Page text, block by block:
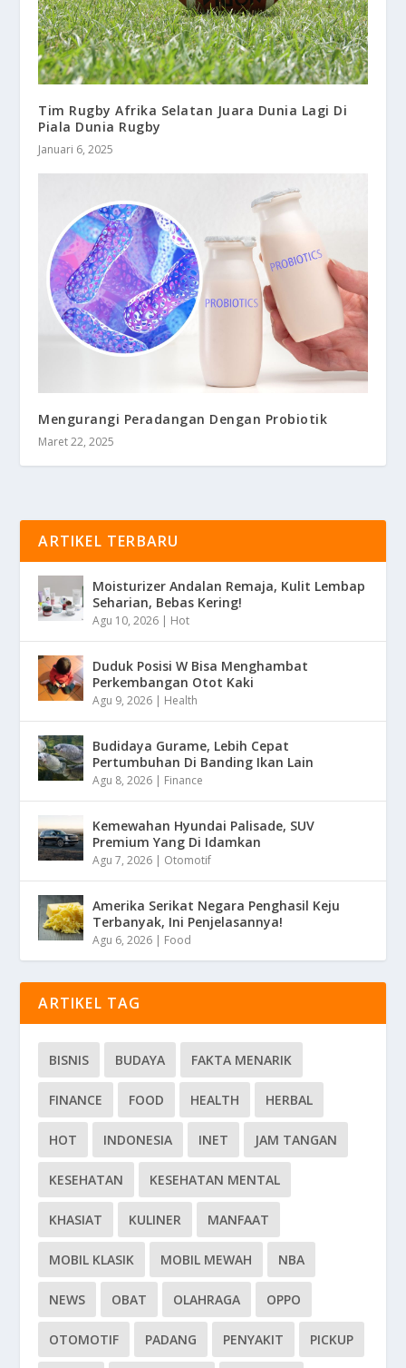
Tim Rugby Afrika Selatan Juara Dunia Lagi Di
Piala Dunia Rugby
Januari 6, 2025
Mengurangi Peradangan Dengan Probiotik
Maret 22, 2025
ARTIKEL TERBARU
Moisturizer Andalan Remaja, Kulit Lembap
Seharian, Bebas Kering!
Agu 10, 2026 | Hot
Duduk Posisi W Bisa Menghambat
Perkembangan Otot Kaki
Agu 9, 2026 | Health
Budidaya Gurame, Lebih Cepat
Pertumbuhan Di Banding Ikan Lain
Agu 8, 2026 | Finance
Kemewahan Hyundai Palisade, SUV
Premium Yang Di Idamkan
Agu 7, 2026 | Otomotif
Amerika Serikat Negara Penghasil Keju
Terbanyak, Ini Penjelasannya!
Agu 6, 2026 | Food
ARTIKEL TAG
BISNIS BUDAYA FAKTA MENARIK
FINANCE FOOD HEALTH HERBAL
HOT INDONESIA INET JAM TANGAN
KESEHATAN KESEHATAN MENTAL
KHASIAT KULINER MANFAAT
MOBIL KLASIK MOBIL MEWAH NBA
NEWS OBAT OLAHRAGA OPPO
OTOMOTIF PADANG PENYAKIT PICKUP